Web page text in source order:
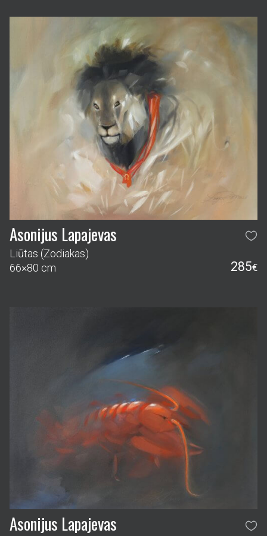
Asonijus Lapajevas
Liūtas (Zodiakas)
66×80 cm
285€
Asonijus Lapajevas